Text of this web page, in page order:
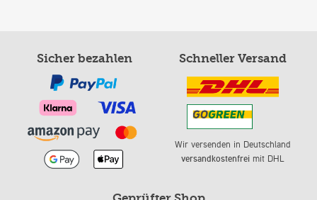
Sicher bezahlen Schneller Versand
Wir versenden in Deutschland
versandkostenfreimit DHL